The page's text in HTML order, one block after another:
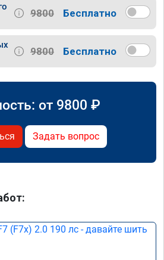
9800 Бесплатно
9800 Бесплатно
от 9800 ₽
Задать вопрос